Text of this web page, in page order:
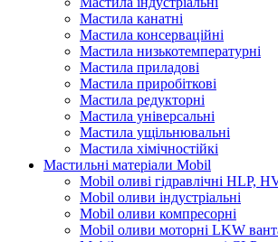
Мастила канатні
Мастила консерваційні
Мастила низькотемпературні
Мастила приладові
Мастила приробіткові
Мастила редукторні
Мастила універсальні
Мастила ущільнювальні
Мастила хімічностійкі
Мастильні матеріали Mobil
Mobil оливі гідравлічні HLP,
Mobil оливи індустріальні
Mobil оливи компресорні
Mobil оливи моторні LKW